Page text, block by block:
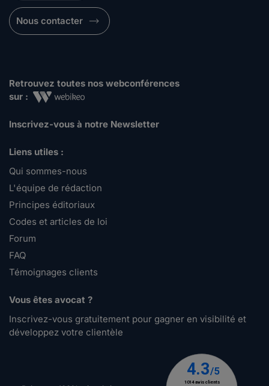
Nous contacter
Retrouvez toutes nos webconférences
sur :
Inscrivez-vous à notre Newsletter
Liens utiles :
Qui sommes-nous
L'équipe de rédaction
Principes éditoriaux
Codes et articles de loi
Forum
FAQ
Témoignages clients
Vous êtes avocat ?
Inscrivez-vous gratuitement pour gagner en visibilité et
développez votre clientèle